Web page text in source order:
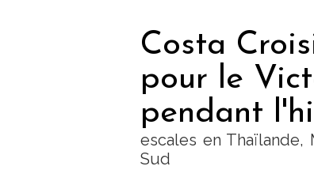
Costa
pour le
pendant
escales en Thaïlande,
Sud